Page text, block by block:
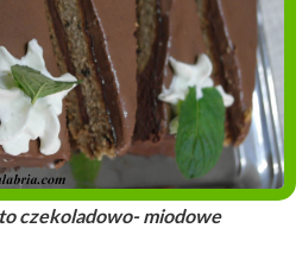
miodowe